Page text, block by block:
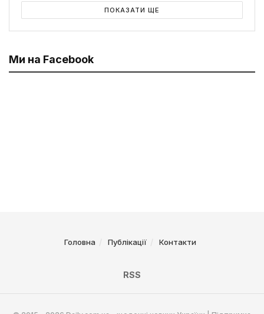
ПОКАЗАТИ ЩЕ
Ми на Facebook
Головна Публікації Контакти
RSS